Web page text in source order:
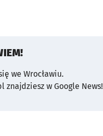
we Wrocławiu.
znajdziesz w Google News!